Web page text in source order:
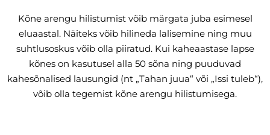
Kõne arengu hilistumist võib märgata juba esimesel
eluaastal. Näiteks võib hilineda lalisemine ning muu
suhtlusoskus võib olla piiratud. Kui kaheaastase lapse
kõnes on kasutusel alla 50 sõna ning puuduvad
kahesõnalised lausungid (nt „Tahan juua“ või „Issi tuleb“),
võib olla tegemist kõne arengu hilistumisega.